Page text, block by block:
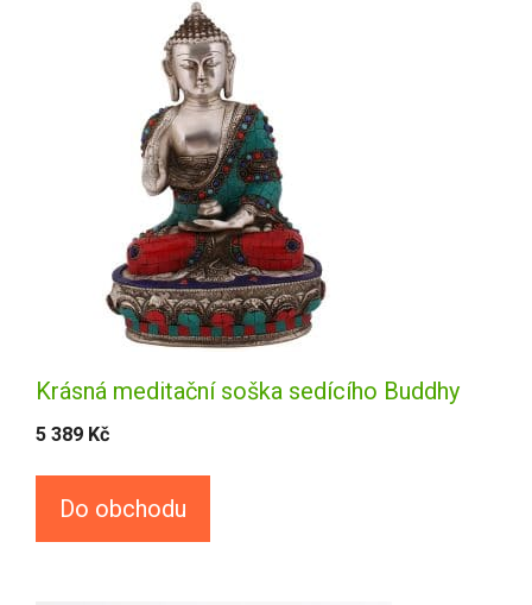
Krásná meditační soška sedícího Buddhy
5 389 Kč
Do obchodu